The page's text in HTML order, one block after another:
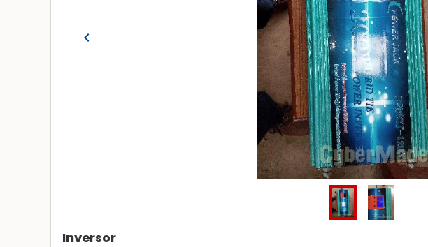
chevron_left
Inversor